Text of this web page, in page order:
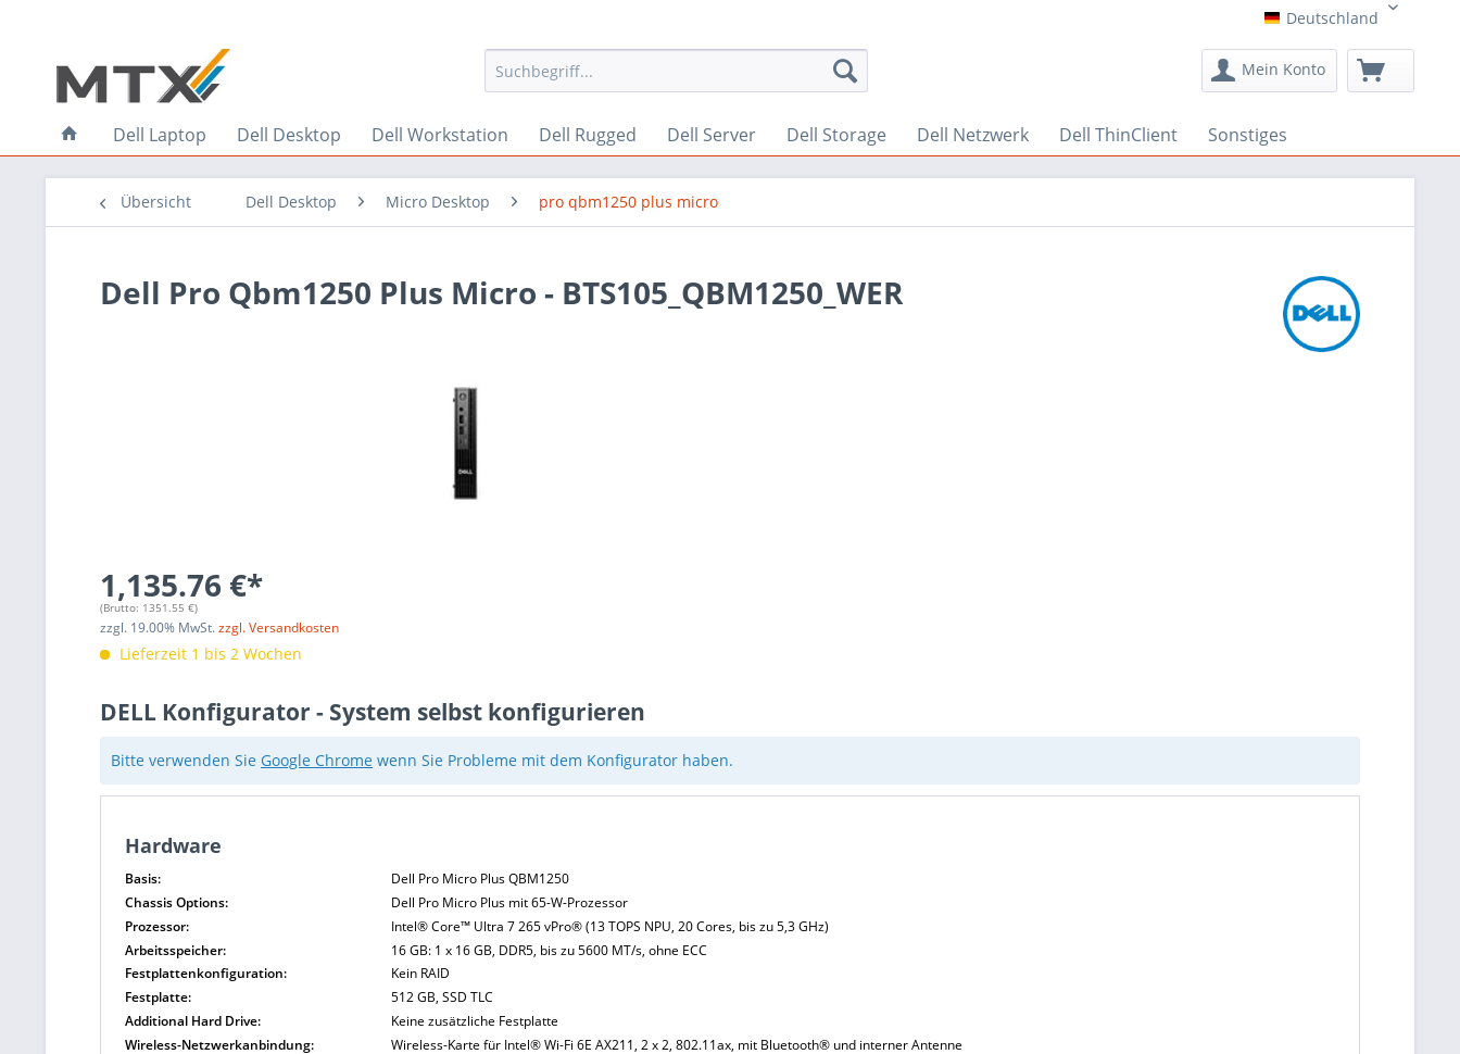
Deutschland
Deutschland
Mein Konto
Dell Laptop Dell Desktop Dell Workstation Dell Rugged Dell Server Dell Storage Dell Netzwerk Dell ThinClient Sonstiges
Übersicht Dell Desktop Micro Desktop pro qbm1250 plus micro
Dell Pro Qbm1250 Plus Micro - BTS105_QBM1250_WER
1,135.76 €*
(Brutto: 1351.55 €)
zzgl. 19.00% MwSt.zzgl. Versandkosten
Lieferzeit 1 bis 2 Wochen
DELL Konfigurator - System selbst konfigurieren
Bitte verwenden Sie Google Chrome wenn Sie Probleme mit dem Konfigurator haben.
Hardware
Basis:
Dell Pro Micro Plus QBM1250
Chassis Options:
Dell Pro Micro Plus mit 65-W-Prozessor
Prozessor:
Intel® Core™ Ultra 7 265 vPro® (13 TOPS NPU, 20 Cores, bis zu 5,3 GHz)
Arbeitsspeicher:
16 GB: 1 x 16 GB, DDR5, bis zu 5600 MT/s, ohne ECC
Festplattenkonfiguration:
Kein RAID
Festplatte:
512 GB, SSD TLC
Additional Hard Drive:
Keine zusätzliche Festplatte
Wireless-Netzwerkanbindung:
Wireless-Karte für Intel® Wi-Fi 6E AX211, 2 x 2, 802.11ax, mit Bluetooth® und interner Antenne